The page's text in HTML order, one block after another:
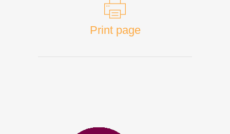
Print page